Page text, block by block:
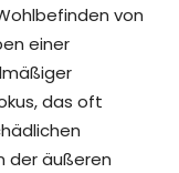
von
einer
das oft
der äußeren